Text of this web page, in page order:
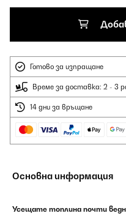
Готово за изпращане
Време за доставка: 2 - 3
14 дни за връщане
Основна информация
Усещате топлина почти